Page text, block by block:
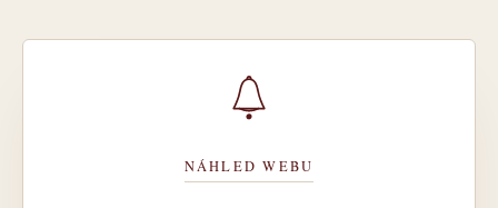
NÁHLED WEBU